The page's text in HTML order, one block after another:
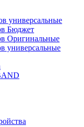
универсальные
Бюджет
Оригинальные
универсальные